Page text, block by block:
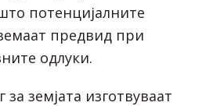
потенцијалните
предвид при
одлуки.
за земјата изготвуваат